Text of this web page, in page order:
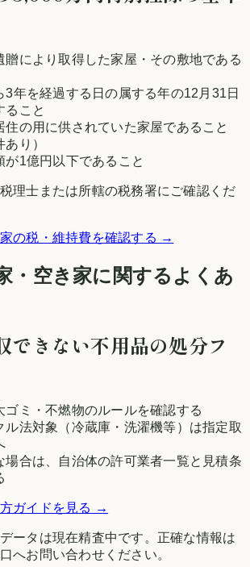
贈により取得した家屋・その敷地である
3年を経過する日の属する年の12月31日
ること
住の用に供されていた家屋であること
あり）
が1億円以下であること
理士または所轄の税務署にご確認くだ
の税・維持費を確認する →
・空き家に関するよくあ
できない不用品の処分フ
ゴミ・不燃物のルールを確認する
ル法対象（冷蔵庫・洗濯機等）は指定取
場合は、自治体の許可業者一覧と見積条
ガイドを見る →
ータは現在精査中です。正確な情報は
へお問い合わせください。